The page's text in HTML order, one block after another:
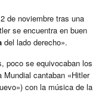
de noviembre tras una
se encuentra en buen
del lado derecho».
poco se equivocaban los
Mundial cantaban «Hitler
con la música de la